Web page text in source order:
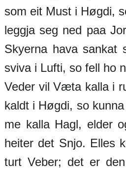
som eit Must i Høgdi,
leggja seg ned paa
Skyerna hava
sviva i Lufti, so fell ho
Veder vil Væta kalla i
kaldt i Høgdi, so
me kalla Hagl, elder
heiter det Snjo. Elles
turt Veber; det er